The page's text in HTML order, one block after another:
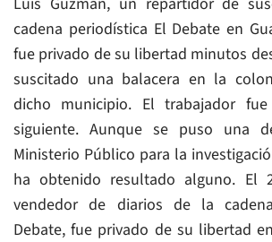
cadena periodística El Debate en
fue privado de su libertad minutos
suscitado una balacera en la
dicho municipio. El trabajador
siguiente. Aunque se puso una
Ministerio Público para la
ha obtenido resultado alguno. El
vendedor de diarios de la
Debate, fue privado de su libertad